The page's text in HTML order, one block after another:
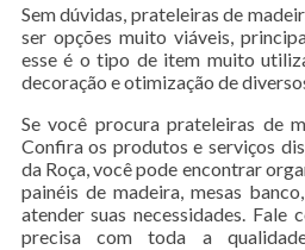
Sem dúvidas, prateleiras de
ser opções muito viáveis,
esse é o tipo de item muito
decoração e otimização de
Se você procura prateleiras de
Confira os produtos e serviços
da Roça, você pode encontrar
painéis de madeira, mesas
atender suas necessidades.
precisa com toda a